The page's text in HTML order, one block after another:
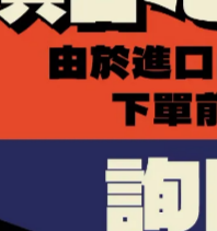
置鏡片或遮陽鏡，是
COOLMAX布料，能
良好包覆性。
。
氣及後方負壓排氣，